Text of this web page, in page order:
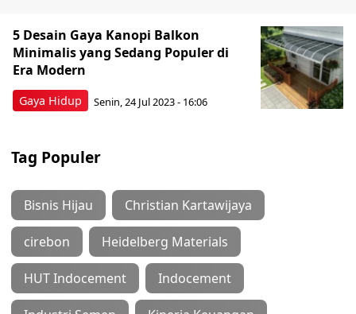
Gaya Hidup
5 Desain Gaya Kanopi Balkon
Minimalis yang Sedang Populer di
Era Modern
Senin, 24 Jul 2023 - 16:06
Tag Populer
Bisnis Hijau Christian Kartawijaya
cirebon Heidelberg Materials
HUT Indocement Indocement